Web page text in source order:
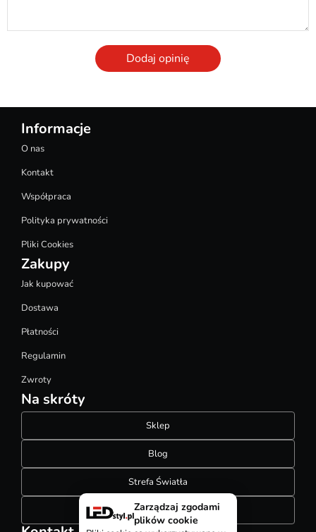
Dodaj opinię
Informacje
O nas
Kontakt
Współpraca
Polityka prywatności
Pliki Cookies
Zakupy
Jak kupować
Dostawa
Płatności
Regulamin
Zwroty
Na skróty
Sklep
Blog
Strefa Światła
Konfigurator szynoprzewodów
Zarządzaj zgodami
plików cookie